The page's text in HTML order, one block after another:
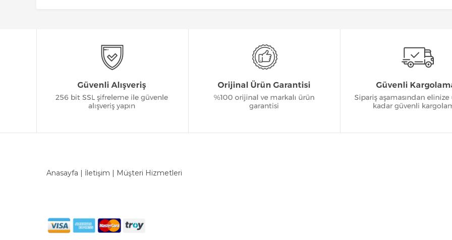
Anasayfa | İletişim | Müşteri Hizmetleri